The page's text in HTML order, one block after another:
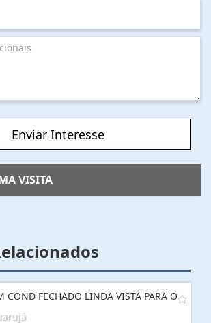
Enviar Interesse
VISITA
COND FECHADO LINDA VISTA PARA O